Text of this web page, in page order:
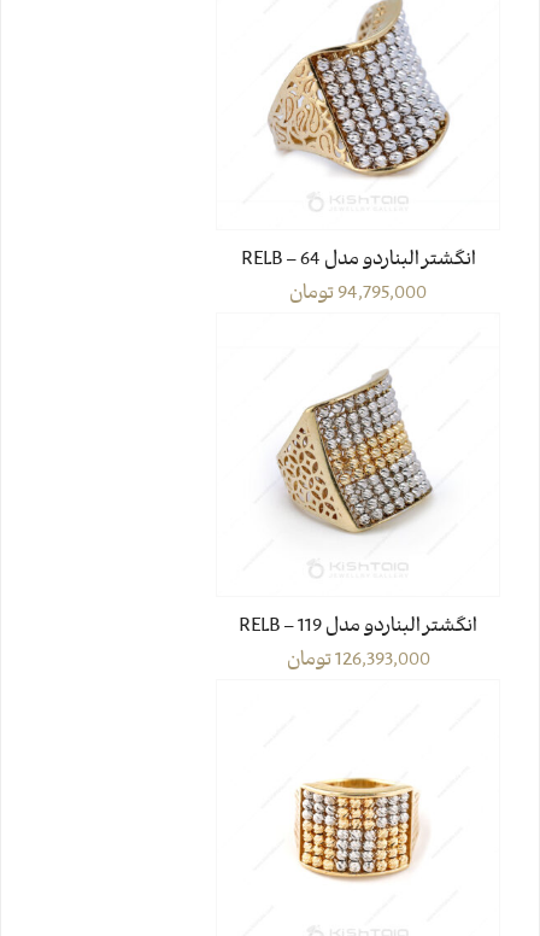
انگشتر البناردو مدل RELB – 64
94,795,000تومان
انگشتر البناردو مدل RELB – 119
126,393,000تومان